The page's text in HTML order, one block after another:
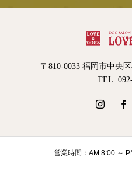
〒810-0033 福岡市中央
TEL.
営業時間：AM 8:00 ～